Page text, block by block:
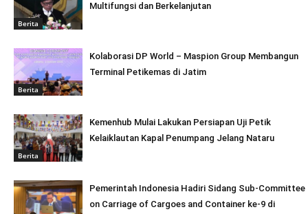
Berita
Multifungsi dan Berkelanjutan
Berita
Kolaborasi DP World – Maspion Group Membangun
Terminal Petikemas di Jatim
Berita
Kemenhub Mulai Lakukan Persiapan Uji Petik
Kelaiklautan Kapal Penumpang Jelang Nataru
Pemerintah Indonesia Hadiri Sidang Sub-Committee
on Carriage of Cargoes and Container ke-9 di